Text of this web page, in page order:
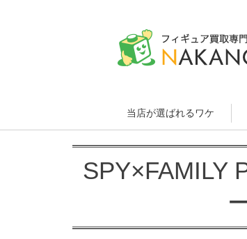
当店が選ばれるワケ
SPY×FAMILY